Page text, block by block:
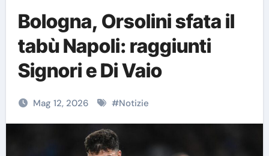
Bologna, Orsolini sfata il
tabù Napoli: raggiunti
Signori e Di Vaio
Mag 12, 2026 #Notizie